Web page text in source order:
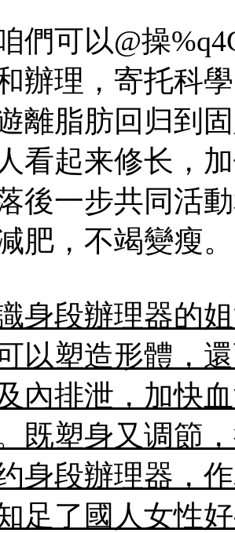
們可以@操
辦理，寄托科
離脂肪回归到
看起来修长，
後一步共同活
肥，不竭變瘦。
身段辦理器的
以塑造形體，
內排泄，加快
既塑身又调節
身段辦理器，
足了國人女性